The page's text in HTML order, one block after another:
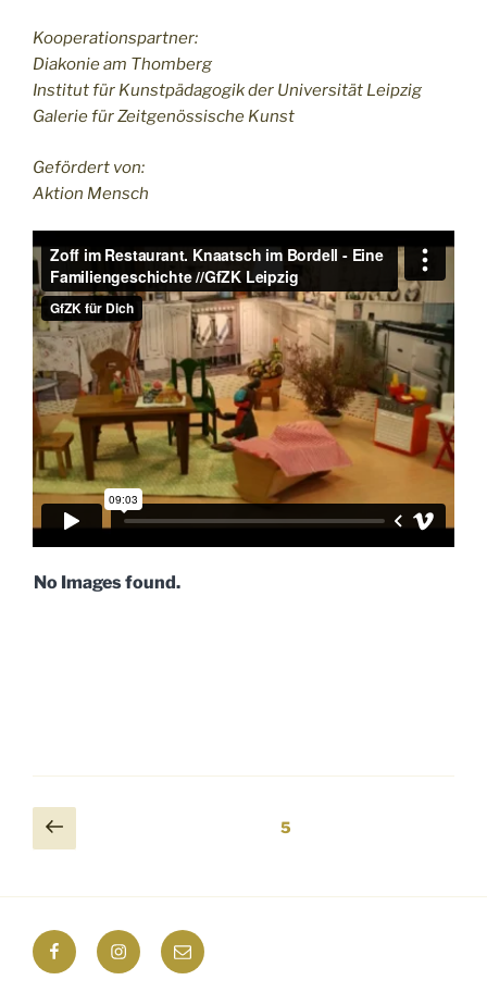
Kooperationspartner:
Diakonie am Thomberg
Institut für Kunstpädagogik der Universität Leipzig
Galerie für Zeitgenössische Kunst
Gefördert von:
Aktion Mensch
No Images found.
Seitennummerierung
der
Vorherige
Seite
Seite5
FacebookInstagram
E-
Mail